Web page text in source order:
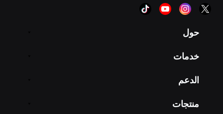
حول
خدمات
الدعم
منتجات